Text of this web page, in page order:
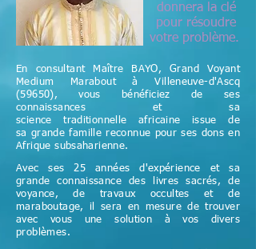
donnera la clé
pour résoudre
votre problème.
En consultant Maître BAYO, Grand Voyant
Medium Marabout à Villeneuve-d'Ascq
(59650), vous bénéficiez de ses
connaissances et sa
sciencetraditionnelle africaine issue de
sa grande famille reconnue pour ses dons en
Afrique subsaharienne.
Avec ses 25 années d'expérience et sa
grande connaissance des livres sacrés, de
voyance, de travaux occultes et de
maraboutage, il sera en mesure de trouver
avec vous une solution à vos divers
problèmes.